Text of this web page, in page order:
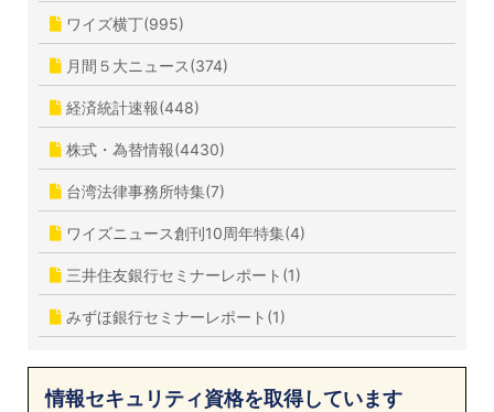
ワイズ横丁(995)
月間５大ニュース(374)
経済統計速報(448)
株式・為替情報(4430)
台湾法律事務所特集(7)
ワイズニュース創刊10周年特集(4)
三井住友銀行セミナーレポート(1)
みずほ銀行セミナーレポート(1)
情報セキュリティ資格を取得しています